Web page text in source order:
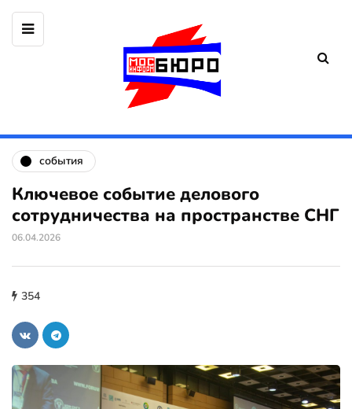
события
Ключевое событие делового
сотрудничества на пространстве СНГ
06.04.2026
354